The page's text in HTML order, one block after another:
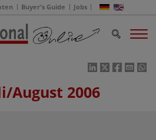
Buyer's Guide Jobs
August 2006